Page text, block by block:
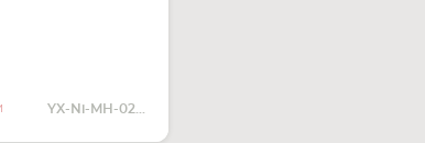
О НАЛИЧИИ